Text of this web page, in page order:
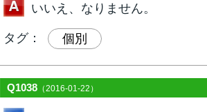
いいえ、なりません。
タグ： 個別
Q1038 （2016-01-22）